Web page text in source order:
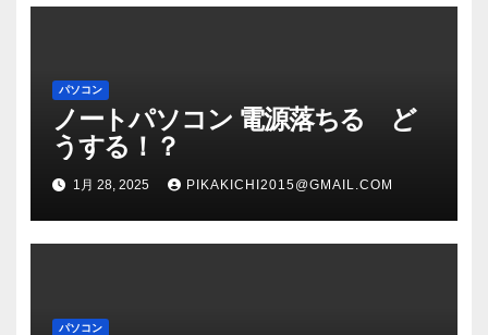
パソコン
ノートパソコン 電源落ちる ど
うする！？
1月 28, 2025 PIKAKICHI2015@GMAIL.COM
パソコン